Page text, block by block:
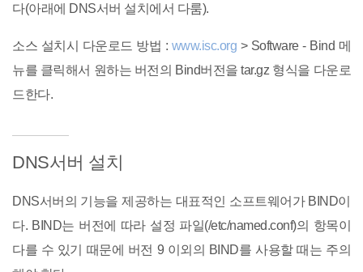
다(아래에 DNS서버 설치에서 다룸).
소스 설치시 다운로드 방법 : www.isc.org > Software - Bind 메
뉴를 클릭해서 원하는 버전의 Bind버전을 tar.gz 형식을 다운로
드한다.
DNS서버 설치
DNS서버의 기능을 제공하는 대표적인 소프트웨어가 BIND이
다. BIND는 버전에 따라 설정 파일(/etc/named.conf)의 항목이
다를 수 있기 때문에 버전 9 이외의 BIND를 사용할 때는 주의